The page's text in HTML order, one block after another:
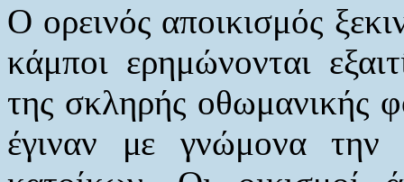
Ο ορεινός αποικισμός
κάμποι ερημώνονται
της σκληρής οθωμανικής
έγιναν με γνώμονα